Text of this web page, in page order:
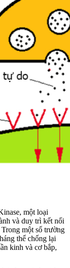
một loại
và duy trì kết nối
một số trường
thể chống lại
kinh và cơ bắp,